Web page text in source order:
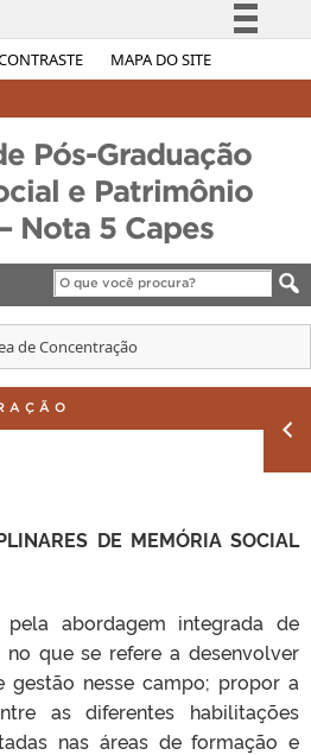
MAPA DO SITE
Simplifique!
Acesso à informação
Legislação
Canais
Pós-Graduação
e Patrimônio
Nota 5 Capes
de Concentração
DE MEMÓRIA SOCIAL
abordagem integrada de
que se refere a desenvolver
gestão nesse campo; propor a
as diferentes habilitações
nas áreas de formação e